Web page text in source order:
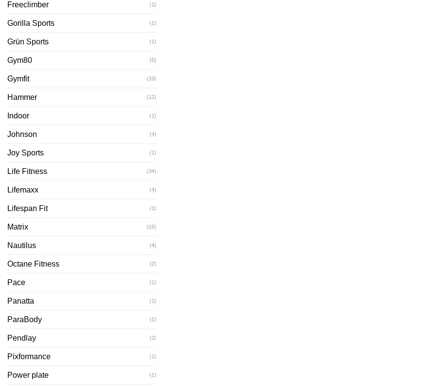
Freeclimber (1)
Gorilla Sports (1)
Grün Sports (1)
Gym80 (5)
Gymfit (10)
Hammer (12)
Indoor (1)
Johnson (4)
Joy Sports (1)
Life Fitness (34)
Lifemaxx (4)
Lifespan Fit (1)
Matrix (16)
Nautilus (4)
Octane Fitness (2)
Pace (1)
Panatta (1)
ParaBody (1)
Pendlay (2)
Pixformance (1)
Power plate (1)